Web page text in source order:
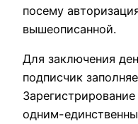
посему
вышеописанной.
Для заключения
подписчик
одним-